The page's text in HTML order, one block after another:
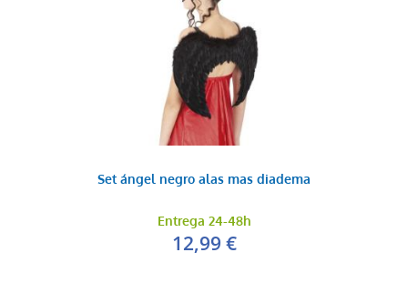
Set ángel negro alas mas diadema
Entrega 24-48h
12,99 €